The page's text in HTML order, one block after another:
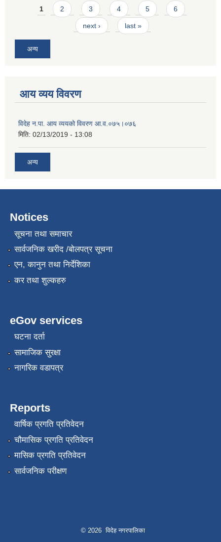
Pages
1 2 3 4 5 6
next › last »
अन्य
आय व्यय विवरण
विदेह न.पा. आय व्ययको विवरण आ.व.०७५।०७६
मिति: 02/13/2019 - 13:08
अन्य
Notices
सूचना तथा समाचार
सार्वजनिक खरीद /बोलपत्र सूचना
एन, कानुन तथा निर्देशिका
कर तथा शुल्कहरु
eGov services
घटना दर्ता
सामाजिक सुरक्षा
नागरिक वडापत्र
Reports
वार्षिक प्रगति प्रतिवेदन
चौमासिक प्रगति प्रतिवेदन
मासिक प्रगति प्रतिवेदन
सार्वजनिक परीक्षण
© 2026 विदेह नगरपालिका